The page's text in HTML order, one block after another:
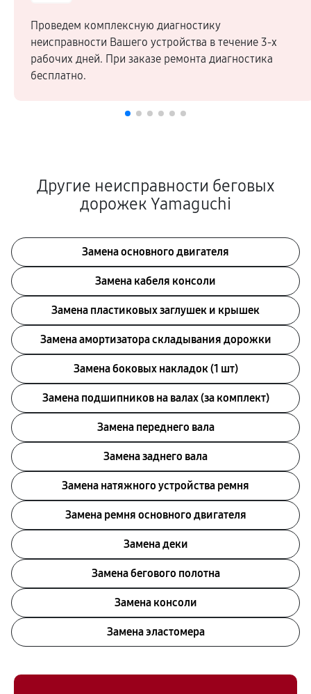
Проведем комплексную диагностику
неисправности Вашего устройства в течение 3-х
рабочих дней. При заказе ремонта диагностика
бесплатно.
Другие неисправности беговых
дорожек Yamaguchi
Замена основного двигателя
Замена кабеля консоли
Замена пластиковых заглушек и крышек
Замена амортизатора складывания дорожки
Замена боковых накладок (1 шт)
Замена подшипников на валах (за комплект)
Замена переднего вала
Замена заднего вала
Замена натяжного устройства ремня
Замена ремня основного двигателя
Замена деки
Замена бегового полотна
Замена консоли
Замена эластомера